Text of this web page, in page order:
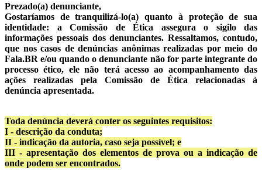
Prezado(a) denunciante,
Gostaríamos de tranquilizá-lo(a) quanto à proteção de sua
identidade: a Comissão de Ética assegura o sigilo das
informações pessoais dos denunciantes. Ressaltamos, contudo,
que nos casos de denúncias anônimas realizadas por meio do
Fala.BR e/ou quando o denunciante não for parte integrante do
processo ético, ele não terá acesso ao acompanhamento das
ações realizadas pela Comissão de Ética relacionadas à
denúncia apresentada.
Toda denúncia deverá conter os seguintes requisitos:
I - descrição da conduta;
II - indicação da autoria, caso seja possível; e
III - apresentação dos elementos de prova ou a indicação de
onde podem ser encontrados.